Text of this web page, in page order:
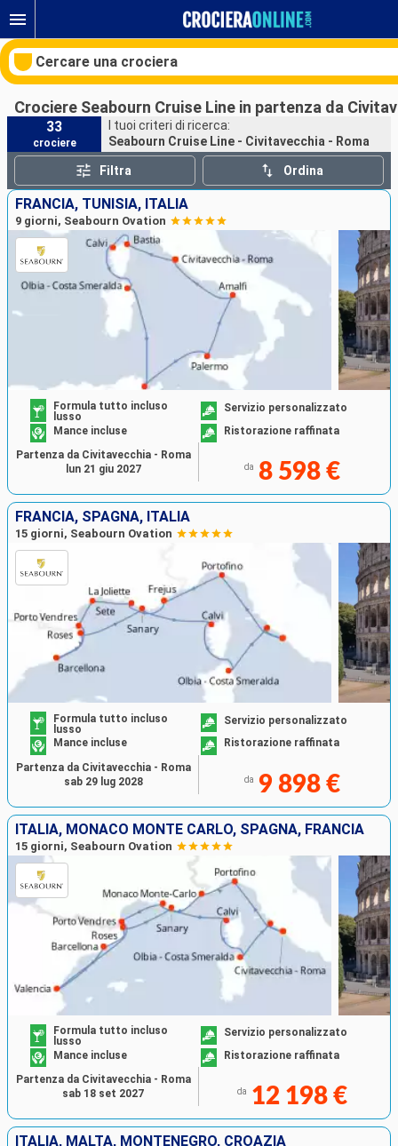
Cercare una crociera
Le nostre destinazioni
Mesi di partenza
Porti Compagnie
Ricerca
Crociere Seabourn Cruise Line in partenza da
33
crociere
I tuoi criteri di ricerca:
Seabourn Cruise Line - Civitavecchia - Roma
Filtra Ordina
FRANCIA, TUNISIA, ITALIA
9 giorni, Seabourn Ovation
Formula tutto incluso
lusso
Servizio personalizzato
Mance incluse
Ristorazione raffinata
da 8 598 €
Partenza da Civitavecchia - Roma
lun 21 giu 2027
FRANCIA, SPAGNA, ITALIA
15 giorni, Seabourn Ovation
Formula tutto incluso
lusso
Servizio personalizzato
Mance incluse
Ristorazione raffinata
da 9 898 €
Partenza da Civitavecchia - Roma
sab 29 lug 2028
ITALIA, MONACO MONTE CARLO, SPAGNA, FRANCIA
15 giorni, Seabourn Ovation
Formula tutto incluso
lusso
Servizio personalizzato
Mance incluse
Ristorazione raffinata
da 12 198 €
Partenza da Civitavecchia - Roma
sab 18 set 2027
ITALIA, MALTA, MONTENEGRO, CROAZIA